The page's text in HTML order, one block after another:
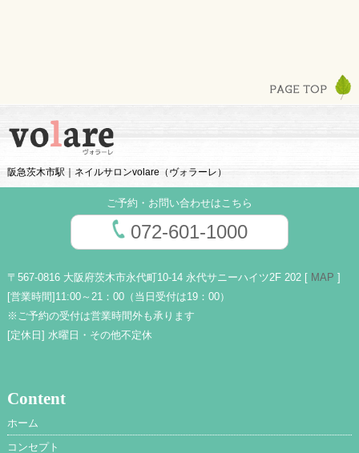
阪急茨木市駅｜ネイルサロンvolare（ヴォラーレ）
ご予約・お問い合わせはこちら
072-601-1000
〒567-0816 大阪府茨木市永代町10-14 永代サニーハイツ2F 202 [ MAP ]
[営業時間] 11:00～21：00（当日受付は19：00）
※ご予約の受付は営業時間外も承ります
[定休日] 水曜日・その他不定休
Content
ホーム
コンセプト